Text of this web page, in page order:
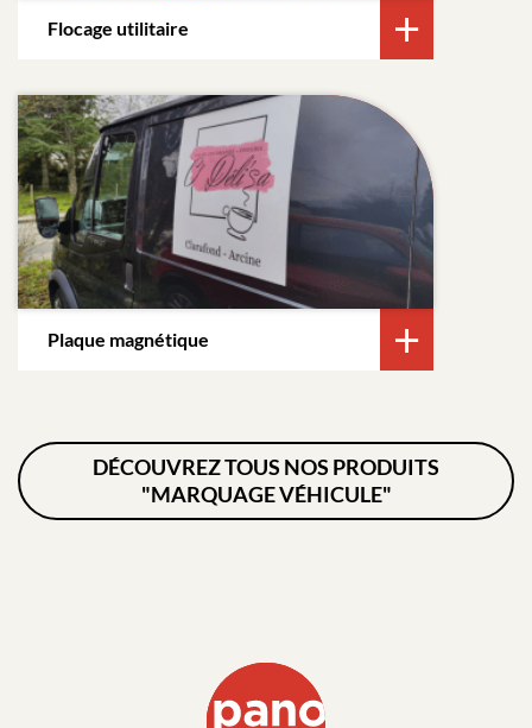
Flocage utilitaire
Plaque magnétique
DÉCOUVREZ TOUS NOS PRODUITS
"MARQUAGE VÉHICULE"